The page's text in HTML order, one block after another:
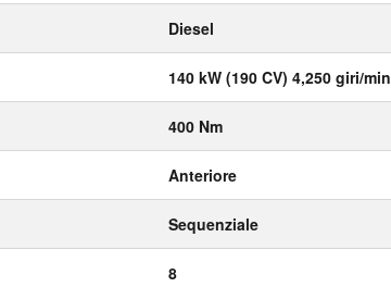
Diesel
140 kW (190 CV) 4,250 giri/min
400 Nm
Anteriore
Sequenziale
8